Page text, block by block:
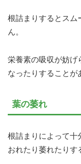
根詰まりするとスム
ん。
栄養素の吸収が妨げ
なったりすることが
葉の萎れ
根詰まりによって十
おれたり萎れたりす